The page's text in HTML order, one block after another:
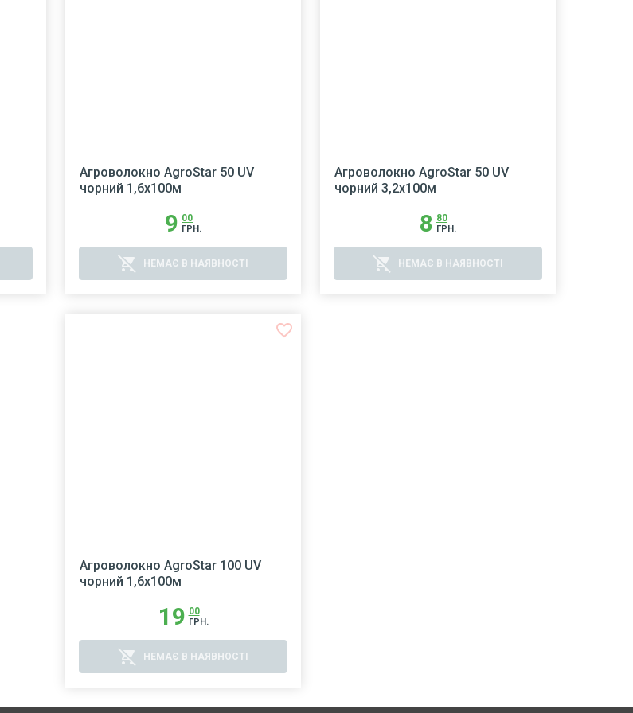
Агроволокно AgroStar 50 UV
чорний 1,6х100м
9 00
ГРН.
remove_shopping_cart НЕМАЄ В НАЯВНОСТІ
Агроволокно AgroStar 50 UV
чорний 3,2х100м
8 80
ГРН.
remove_shopping_cart НЕМАЄ В НАЯВНОСТІ
Агроволокно AgroStar 100 UV
чорний 1,6х100м
19 00
ГРН.
remove_shopping_cart НЕМАЄ В НАЯВНОСТІ
favorite_border